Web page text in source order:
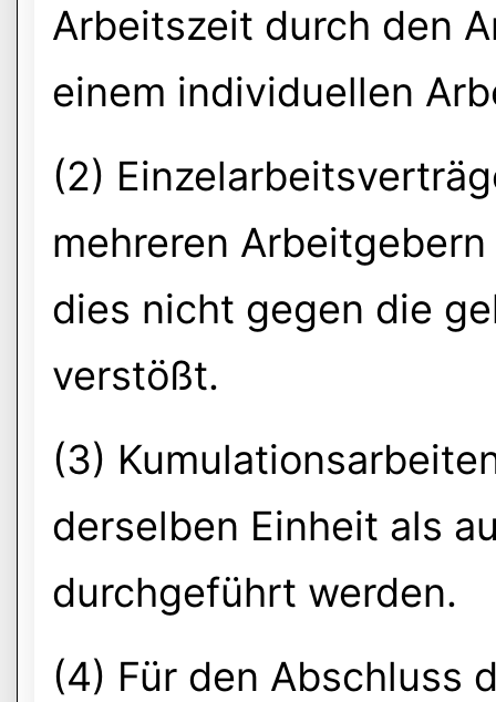
Arbeitszeit durch den
einem individuellen
(2)
mehreren
dies nicht gegen die
verstößt.
(3)
derselben Einheit als
durchgeführt werden.
(4) Für den Abschluss